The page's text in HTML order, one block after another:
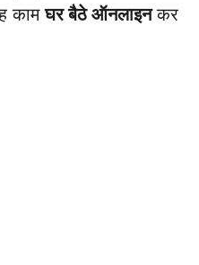
कामघर बैठे ऑनलाइनकर